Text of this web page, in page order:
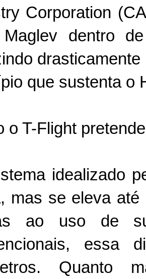
Corporation
dentro
que sustenta o
o T-Flight
idealizado
mas se eleva
ao uso de
Quanto